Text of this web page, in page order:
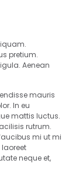
pretium.
Aenean
mauris
In eu
mattis luctus.
rutrum.
mi ut mi
neque et,